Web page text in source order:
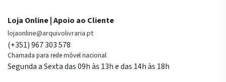
Loja Online | Apoio ao Cliente
lojaonline@arquivolivraria.pt
(+351) 967 303 578
Chamada para rede móvel nacional
Segunda a Sexta das 09h às 13h e das 14h às 18h